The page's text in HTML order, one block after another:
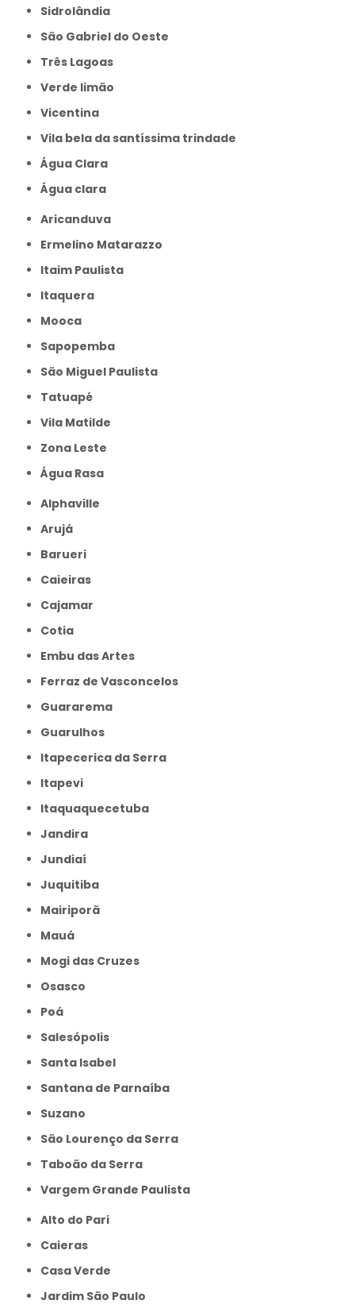
Sidrolândia
São Gabriel do Oeste
Três Lagoas
Verde limão
Vicentina
Vila bela da santíssima trindade
Água Clara
Água clara
Aricanduva
Ermelino Matarazzo
Itaim Paulista
Itaquera
Mooca
Sapopemba
São Miguel Paulista
Tatuapé
Vila Matilde
Zona Leste
Água Rasa
Alphaville
Arujá
Barueri
Caieiras
Cajamar
Cotia
Embu das Artes
Ferraz de Vasconcelos
Guararema
Guarulhos
Itapecerica da Serra
Itapevi
Itaquaquecetuba
Jandira
Jundiaí
Juquitiba
Mairiporã
Mauá
Mogi das Cruzes
Osasco
Poá
Salesópolis
Santa Isabel
Santana de Parnaíba
Suzano
São Lourenço da Serra
Taboão da Serra
Vargem Grande Paulista
Alto do Pari
Caieras
Casa Verde
Jardim São Paulo